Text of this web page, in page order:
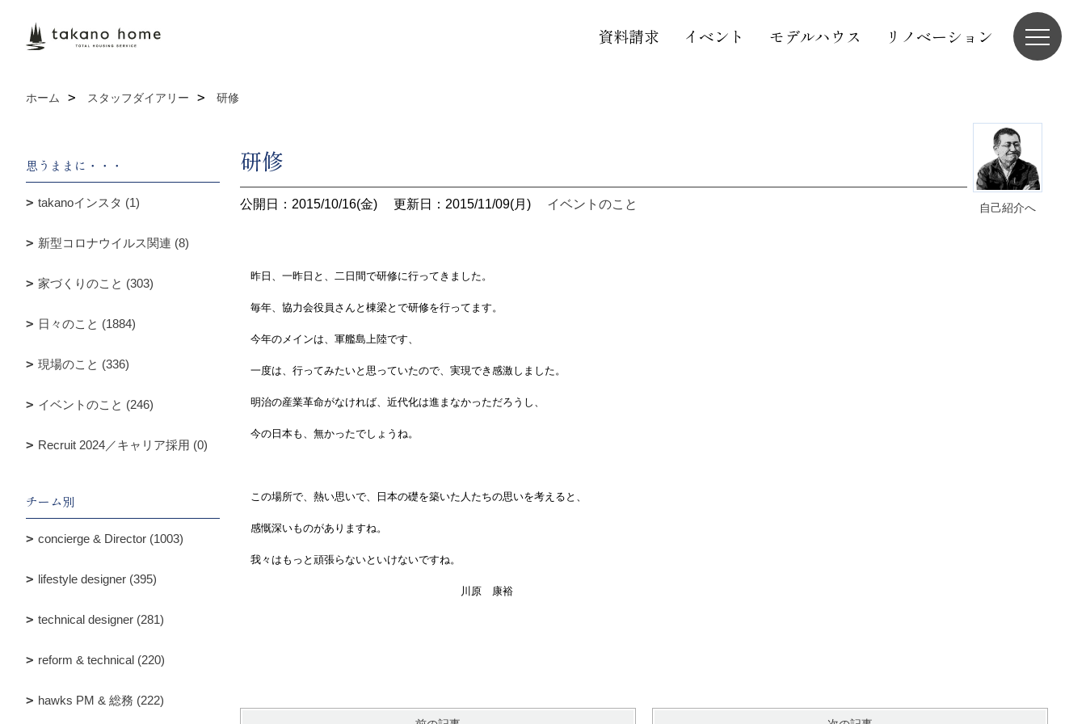
資料請求 イベント モデルハウス リノベーション
ホーム スタッフダイアリー 研修
自己紹介へ
研修
公開日：2015/10/16(金) 更新日：2015/11/09(月) イベントのこと
昨日、一昨日と、二日間で研修に行ってきました。
毎年、協力会役員さんと棟梁とで研修を行ってます。
今年のメインは、軍艦島上陸です、
一度は、行ってみたいと思っていたので、実現でき感激しました。
明治の産業革命がなければ、近代化は進まなかっただろうし、
今の日本も、無かったでしょうね。
この場所で、熱い思いで、日本の礎を築いた人たちの思いを考えると、
感慨深いものがありますね。
我々はもっと頑張らないといけないですね。
川原 康裕
思うままに・・・
takanoインスタ (1)
新型コロナウイルス関連 (8)
家づくりのこと (303)
日々のこと (1884)
現場のこと (336)
イベントのこと (246)
Recruit 2024／キャリア採用 (0)
チーム別
concierge & Director (1003)
lifestyle designer (395)
technical designer (281)
reform & technical (220)
hawks PM & 総務 (222)